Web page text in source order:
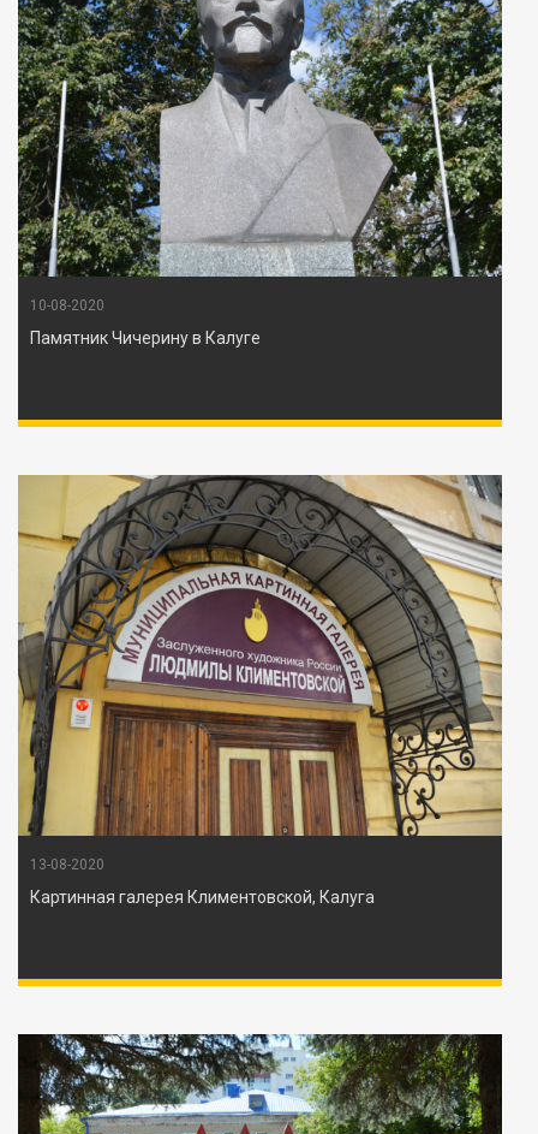
10-08-2020
Памятник Чичерину в Калуге
13-08-2020
Картинная галерея Климентовской, Калуга